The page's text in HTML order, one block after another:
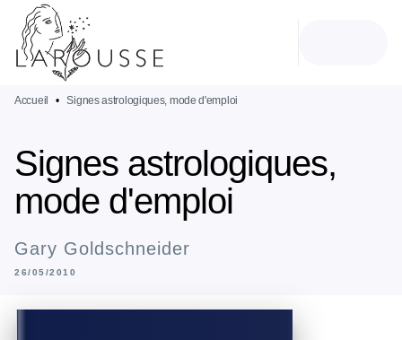
MENU
PIED DE PAGE
Accueil • Signes astrologiques, mode d'emploi
Signes astrologiques,
mode d'emploi
Gary Goldschneider
26/05/2010